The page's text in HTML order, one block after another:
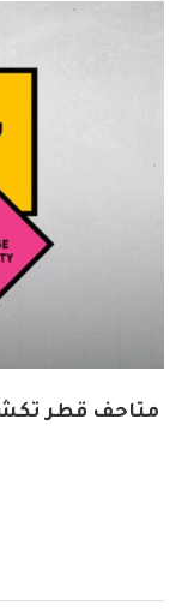
متاحف قطر